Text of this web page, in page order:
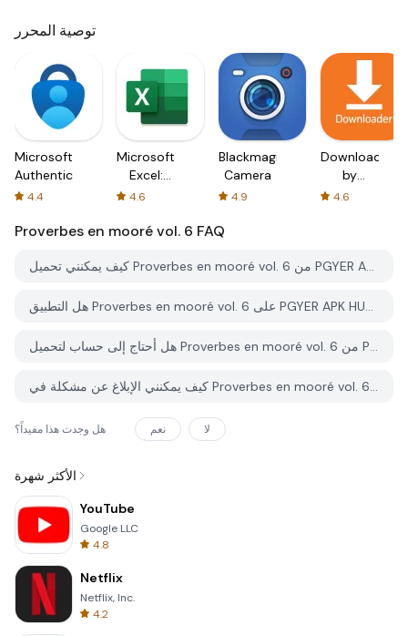
توصية المحرر
Microsoft
Authenticator
4.4
Microsoft
Excel:
Spreadsheets
4.6
Blackmagic
Camera
4.9
Downloader
by
AFTVnews
4.6
Proverbes en mooré vol. 6 FAQ
كيف يمكنني تحميل Proverbes en mooré vol. 6 من PGYER APK HUB؟
هل التطبيق Proverbes en mooré vol. 6 على PGYER APK HUB مجاني للتحميل؟
هل أحتاج إلى حساب لتحميل Proverbes en mooré vol. 6 من PGYER APK HUB؟
كيف يمكنني الإبلاغ عن مشكلة في Proverbes en mooré vol. 6 على PGYER APK HUB؟
هل وجدت هذا مفيداً؟ نعم لا
الأكثر شهرة
YouTube
Google LLC
4.8
Netflix
Netflix, Inc.
4.2